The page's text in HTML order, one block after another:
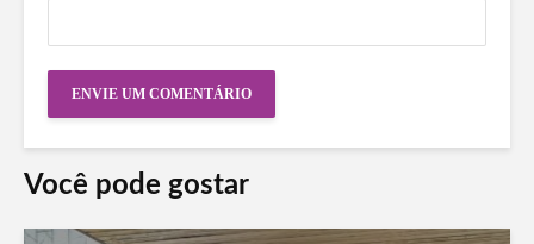
Você pode gostar